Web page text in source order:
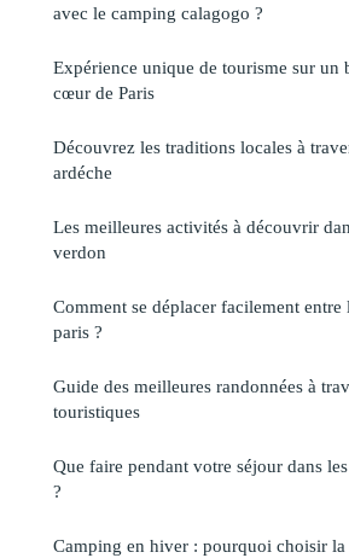
avec le camping calagogo ?
Expérience unique de tourisme sur un
cœur de Paris
Découvrez les traditions locales à
ardéche
Les meilleures activités à découvrir
verdon
Comment se déplacer facilement entre
paris ?
Guide des meilleures randonnées à
touristiques
Que faire pendant votre séjour dans
?
Camping en hiver : pourquoi choisir la